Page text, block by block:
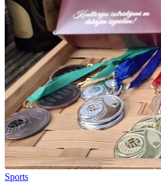
Sports